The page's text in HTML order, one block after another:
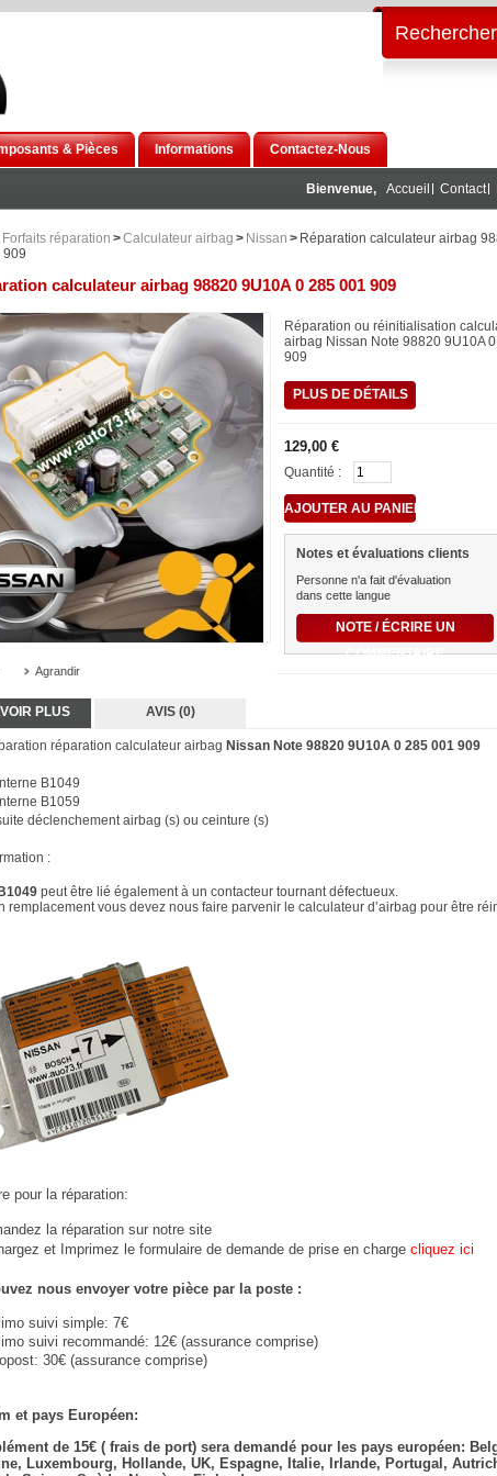
& Pièces Informations Contactez-Nous
Bienvenue, Accueil Contact
Rechercher
Forfaits réparation >Calculateur airbag > Nissan > Réparation calculateur airbag
909
calculateur airbag 98820 9U10A 0 285 001 909
Agrandir
Réparation ou réinitialisation
airbag Nissan Note 98820 9U10A
909
PLUS DE DÉTAILS
129,00 €
Quantité :
Notes et évaluations clients
Personne n'a fait d'évaluation
dans cette langue
NOTE / ÉCRIRE UN
COMMENTAIRE
PLUS AVIS (0)
réparation calculateur airbag Nissan Note 98820 9U10A 0 285 001 909
B1049
B1059
déclenchement airbag (s) ou ceinture (s)
:
B1049 peut être lié également à un contacteur tournant défectueux.
remplacement vous devez nous faire parvenir le calculateur d’airbag pour être
pour la réparation:
la réparation sur notre site
et Imprimez le formulaire de demande de prise en charge cliquez ici
nous envoyer votre pièce par la poste :
suivi simple: 7€
suivi recommandé: 12€ (assurance comprise)
30€ (assurance comprise)
et pays Européen:
de 15€ ( frais de port) sera demandé pour les pays européen:
Luxembourg, Hollande, UK, Espagne, Italie, Irlande, Portugal,